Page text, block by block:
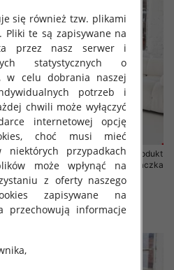
Komplet damskie (Polska produkt
) Roz 2XL-4XL , Mix Kolor Paczka
68.00 zł
szczegóły
się również tzw. plikami
Pliki te są zapisywane na
przez nasz serwer i
statystycznych o
w celu dobrania naszej
potrzeb i
chwili może wyłączyć
internetowej opcję
choć musi mieć
niektórych przypadkach
może wpłynąć na
z oferty naszego
zapisywane na
przechowują informacje